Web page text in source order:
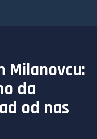
Milanovcu:
da
od nas